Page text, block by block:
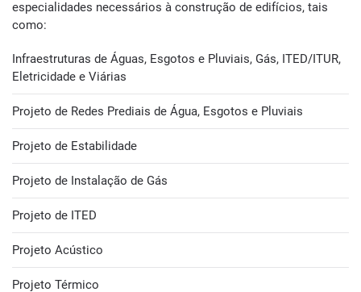
especialidades necessários à construção de edifícios, tais
como:
Infraestruturas de Águas, Esgotos e Pluviais, Gás, ITED/ITUR,
Eletricidade e Viárias
Projeto de Redes Prediais de Água, Esgotos e Pluviais
Projeto de Estabilidade
Projeto de Instalação de Gás
Projeto de ITED
Projeto Acústico
Projeto Térmico